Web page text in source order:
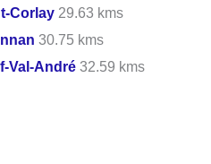
Corlay 29.63 kms
30.75 kms
Val-André 32.59 kms